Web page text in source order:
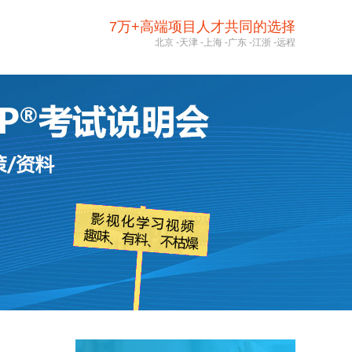
7万+高端项目人才共同的选择
北京 -天津 - 上海 -广东 -江浙 -远程